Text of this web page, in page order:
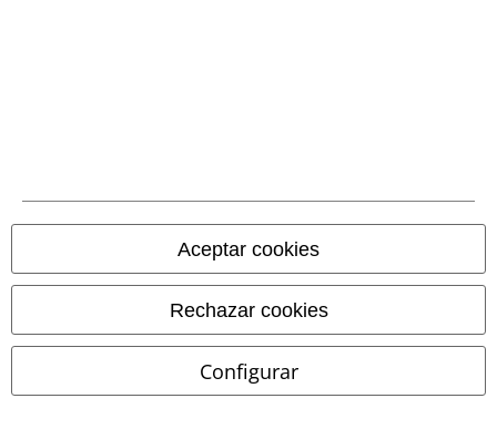
Aceptar cookies
Rechazar cookies
Configurar
PVPRDesde59,99 €
19% DTO
PVPRDesde34,99 €